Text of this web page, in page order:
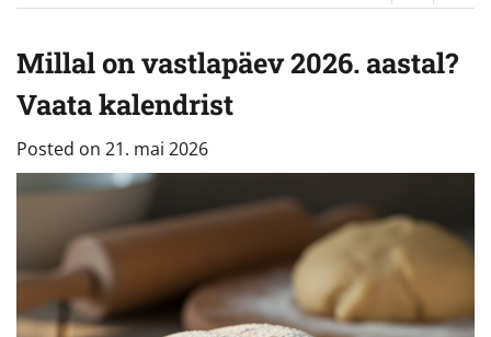
Millal on vastlapäev 2026. aastal?
Vaata kalendrist
Posted on 21. mai 2026